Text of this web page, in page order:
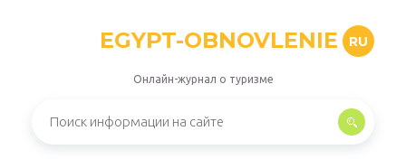
EGYPT-OBNOVLENIE RU
Онлайн-журнал о туризме